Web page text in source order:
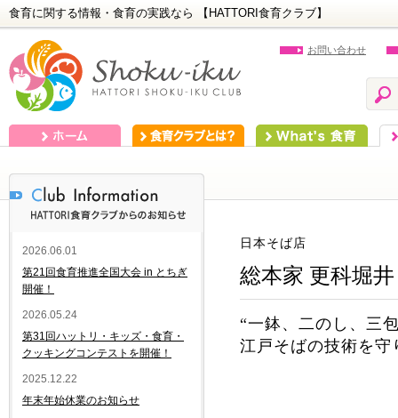
食育に関する情報・食育の実践なら 【HATTORI食育クラブ】
お問い合わせ
日本そば店
総本家 更科堀井
“一鉢、二のし、三
江戸そばの技術を守
2026.06.01
第21回食育推進全国大会 in とちぎ
開催！
2026.05.24
第31回ハットリ・キッズ・食育・
クッキングコンテストを開催！
2025.12.22
年末年始休業のお知らせ